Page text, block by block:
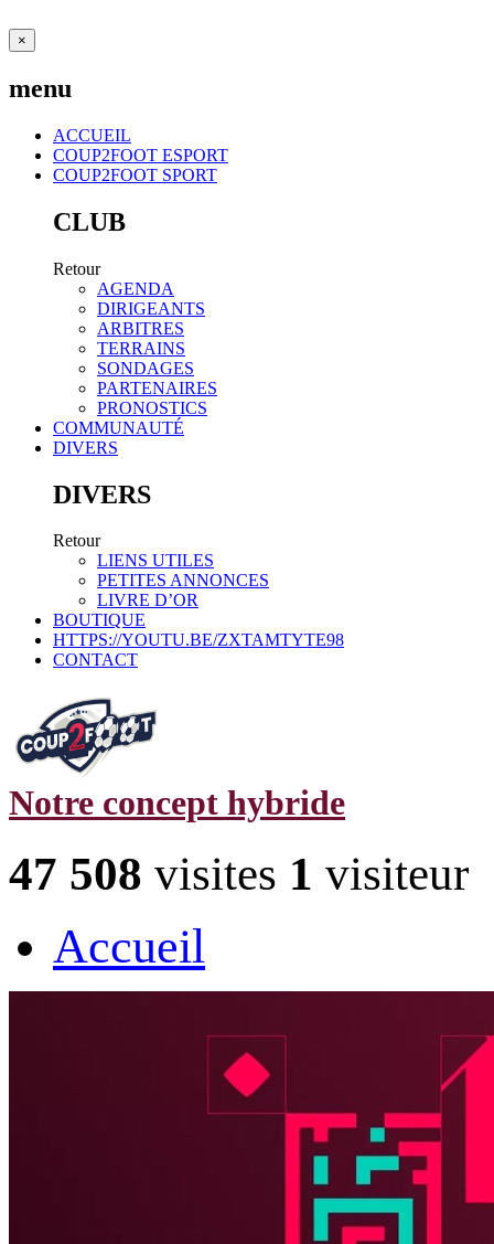
×
menu
ACCUEIL
COUP2FOOT ESPORT
COUP2FOOT SPORT
CLUB
Retour
AGENDA
DIRIGEANTS
ARBITRES
TERRAINS
SONDAGES
PARTENAIRES
PRONOSTICS
COMMUNAUTÉ
DIVERS
DIVERS
Retour
LIENS UTILES
PETITES ANNONCES
LIVRE D’OR
BOUTIQUE
HTTPS://YOUTU.BE/ZXTAMTYTE98
CONTACT
Notre concept hybride
47 508 visites 1 visiteur
Accueil